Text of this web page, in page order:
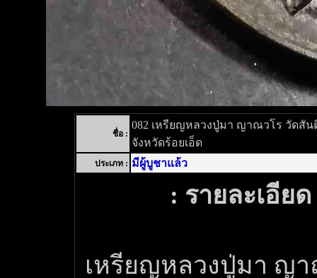
ชื่อ :
082 เหรียญหลวงปู่มา ญาณวโร วัดสัน
จังหวัดร้อยเอ็ด
ประเภท : มีผู้บูชาแล้ว
: รายละเอีย
เหรียญหลวงปู่มา ญ